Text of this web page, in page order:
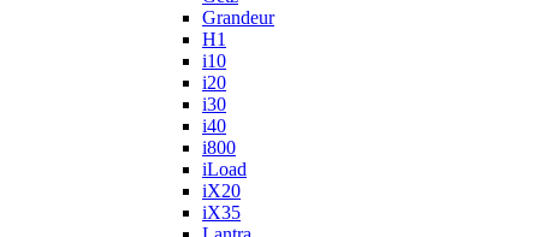
Grandeur
H1
i10
i20
i30
i40
i800
iLoad
iX20
iX35